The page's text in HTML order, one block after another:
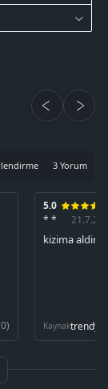
3 Yorum
5.0
* *
kizima aldim
Kaynak